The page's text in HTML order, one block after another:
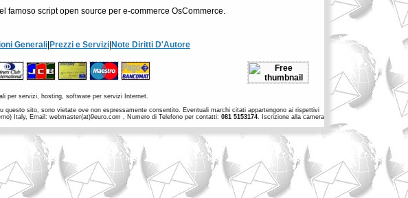
script open source per e-commerce OsCommerce.
Generali Prezzi e Servizi Note Diritti D'Autore
per servizi, hosting, software per servizi Internet.
sito, sono vietate ove non espressamente consentito. Eventuali marchi citati appartengono ai rispettivi
Italy, Email: webmaster(at)9euro.com , Numero di Telefono per contatti: 081 5153174. Iscrizione alla camera